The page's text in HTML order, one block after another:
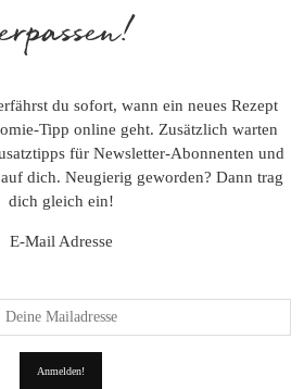
du sofort, wann ein neues Rezept
Tipp online geht. Zusätzlich warten
für Newsletter-Abonnenten und
dich. Neugierig geworden? Dann trag
dich gleich ein!
E-Mail Adresse